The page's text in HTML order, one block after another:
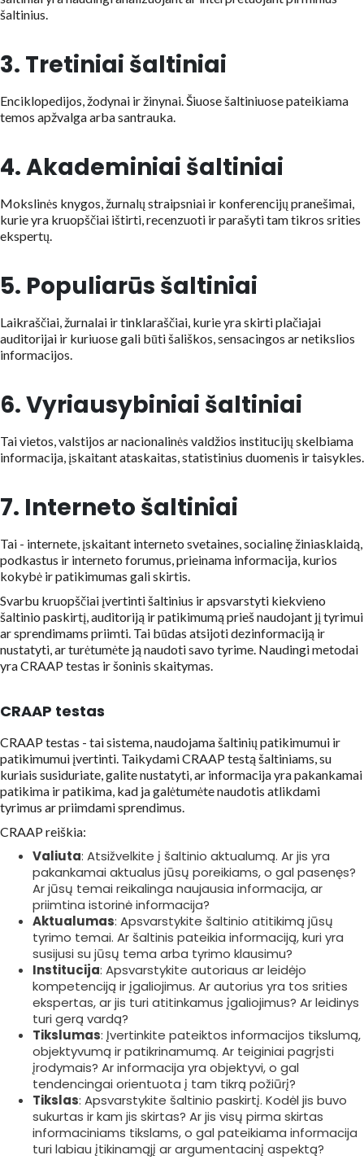
šaltinius.
3. Tretiniai šaltiniai
Enciklopedijos, žodynai ir žinynai. Šiuose šaltiniuose pateikiama
temos apžvalga arba santrauka.
4. Akademiniai šaltiniai
Mokslinės knygos, žurnalų straipsniai ir konferencijų pranešimai,
kurie yra kruopščiai ištirti, recenzuoti ir parašyti tam tikros srities
ekspertų.
5. Populiarūs šaltiniai
Laikraščiai, žurnalai ir tinklaraščiai, kurie yra skirti plačiajai
auditorijai ir kuriuose gali būti šališkos, sensacingos ar netikslios
informacijos.
6. Vyriausybiniai šaltiniai
Tai vietos, valstijos ar nacionalinės valdžios institucijų skelbiama
informacija, įskaitant ataskaitas, statistinius duomenis ir taisykles.
7. Interneto šaltiniai
Tai - internete, įskaitant interneto svetaines, socialinę žiniasklaidą,
podkastus ir interneto forumus, prieinama informacija, kurios
kokybė ir patikimumas gali skirtis.
Svarbu kruopščiai įvertinti šaltinius ir apsvarstyti kiekvieno
šaltinio paskirtį, auditoriją ir patikimumą prieš naudojant jį tyrimui
ar sprendimams priimti. Tai būdas atsijoti dezinformaciją ir
nustatyti, ar turėtumėte ją naudoti savo tyrime. Naudingi metodai
yra CRAAP testas ir šoninis skaitymas.
CRAAP testas
CRAAP testas - tai sistema, naudojama šaltinių patikimumui ir
patikimumui įvertinti. Taikydami CRAAP testą šaltiniams, su
kuriais susiduriate, galite nustatyti, ar informacija yra pakankamai
patikima ir patikima, kad ja galėtumėte naudotis atlikdami
tyrimus ar priimdami sprendimus.
CRAAP reiškia:
Valiuta: Atsižvelkite į šaltinio aktualumą. Ar jis yra
pakankamai aktualus jūsų poreikiams, o gal pasenęs?
Ar jūsų temai reikalinga naujausia informacija, ar
priimtina istorinė informacija?
Aktualumas: Apsvarstykite šaltinio atitikimą jūsų
tyrimo temai. Ar šaltinis pateikia informaciją, kuri yra
susijusi su jūsų tema arba tyrimo klausimu?
Institucija: Apsvarstykite autoriaus ar leidėjo
kompetenciją ir įgaliojimus. Ar autorius yra tos srities
ekspertas, ar jis turi atitinkamus įgaliojimus? Ar leidinys
turi gerą vardą?
Tikslumas: Įvertinkite pateiktos informacijos tikslumą,
objektyvumą ir patikrinamumą. Ar teiginiai pagrįsti
įrodymais? Ar informacija yra objektyvi, o gal
tendencingai orientuota į tam tikrą požiūrį?
Tikslas: Apsvarstykite šaltinio paskirtį. Kodėl jis buvo
sukurtas ir kam jis skirtas? Ar jis visų pirma skirtas
informaciniams tikslams, o gal pateikiama informacija
turi labiau įtikinamąjį ar argumentacinį aspektą?